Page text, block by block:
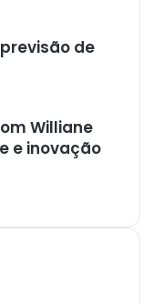
de
Williane
e inovação